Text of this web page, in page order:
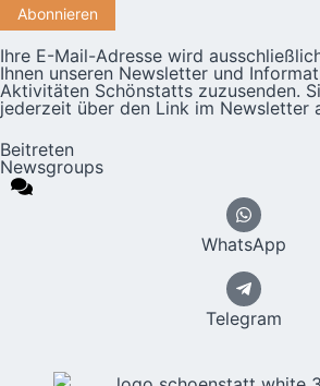
Ihre E-Mail-Adresse wird
Ihnen unseren Newsletter und
Aktivitäten Schönstatts zuzusenden.
jederzeit über den Link im Newsletter
Beitreten
Newsgroups
WhatsApp
Telegram